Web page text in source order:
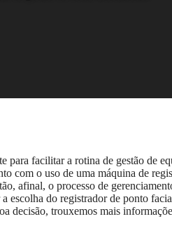
para facilitar a rotina de gestão de
com o uso de uma máquina de
afinal, o processo de
escolha do registrador de ponto
decisão, trouxemos mais